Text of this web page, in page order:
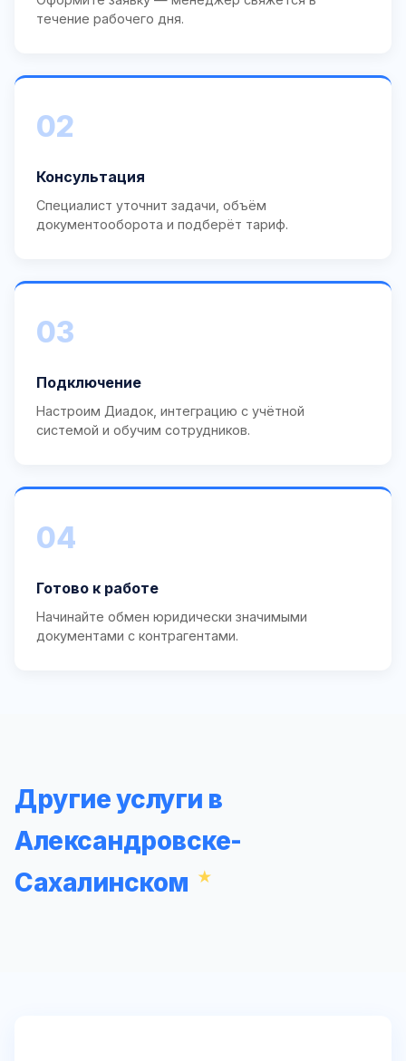
течение рабочего дня.
02
Консультация
Специалист уточнит задачи, объём
документооборота и подберёт тариф.
03
Подключение
Настроим Диадок, интеграцию с учётной
системой и обучим сотрудников.
04
Готово к работе
Начинайте обмен юридически значимыми
документами с контрагентами.
Другие услуги в
Александровске-
Сахалинском